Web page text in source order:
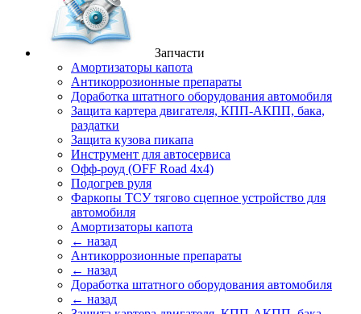
Запчасти
Амортизаторы капота
Антикоррозионные препараты
Доработка штатного оборудования автомобиля
Защита картера двигателя, КПП-АКПП, бака,
раздатки
Защита кузова пикапа
Инструмент для автосервиса
Офф-роуд (OFF Road 4x4)
Подогрев руля
Фаркопы ТСУ тягово сцепное устройство для
автомобиля
Амортизаторы капота
← назад
Антикоррозионные препараты
← назад
Доработка штатного оборудования автомобиля
← назад